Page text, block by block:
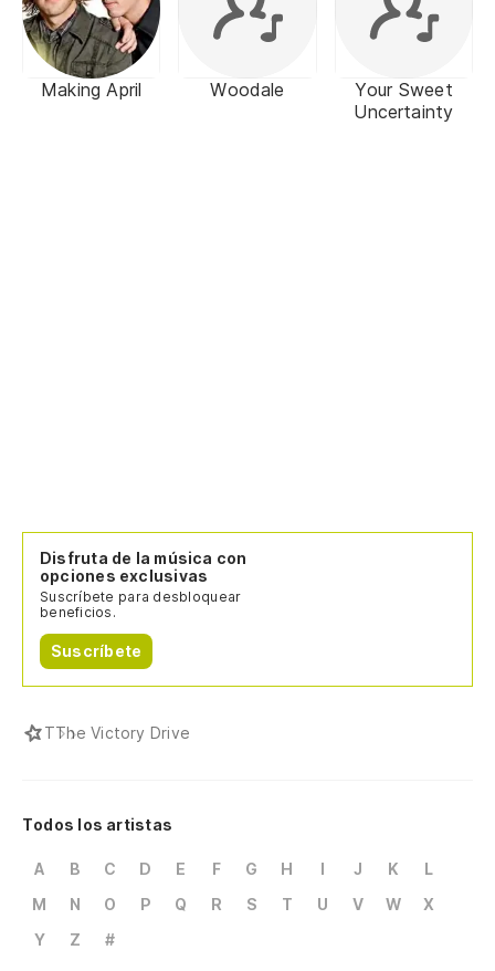
Making April Woodale
Your Sweet
Uncertainty
Disfruta de la música con
opciones exclusivas
Suscríbete para desbloquear
beneficios.
Suscríbete
TThe Victory Drive
Todos los artistas
A B C D E F G H I J K
L
M
N O P Q R S T U V W
X
Y
Z #